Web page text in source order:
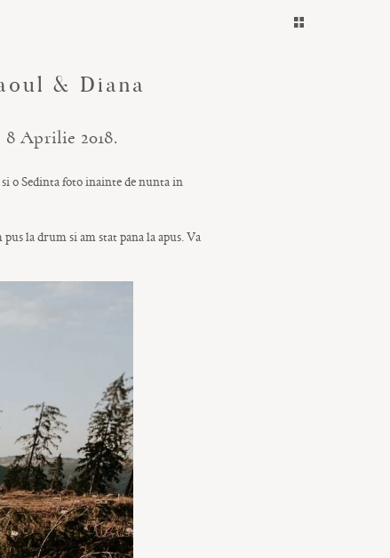
& Diana
Aprilie 2018.
o Sedinta foto inainte de nunta in
la drum si am stat pana la apus. Va